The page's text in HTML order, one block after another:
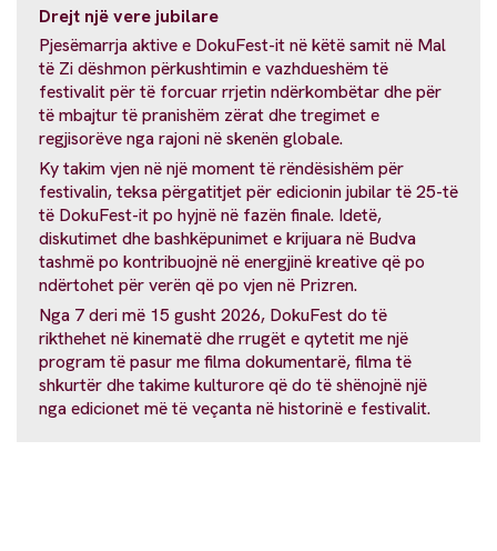
Drejt një vere jubilare
Pjesëmarrja aktive e DokuFest-it në këtë samit në Mal
të Zi dëshmon përkushtimin e vazhdueshëm të
festivalit për të forcuar rrjetin ndërkombëtar dhe për
të mbajtur të pranishëm zërat dhe tregimet e
regjisorëve nga rajoni në skenën globale.
Ky takim vjen në një moment të rëndësishëm për
festivalin, teksa përgatitjet për edicionin jubilar të 25-të
të DokuFest-it po hyjnë në fazën finale. Idetë,
diskutimet dhe bashkëpunimet e krijuara në Budva
tashmë po kontribuojnë në energjinë kreative që po
ndërtohet për verën që po vjen në Prizren.
Nga 7 deri më 15 gusht 2026, DokuFest do të
rikthehet në kinematë dhe rrugët e qytetit me një
program të pasur me filma dokumentarë, filma të
shkurtër dhe takime kulturore që do të shënojnë një
nga edicionet më të veçanta në historinë e festivalit.